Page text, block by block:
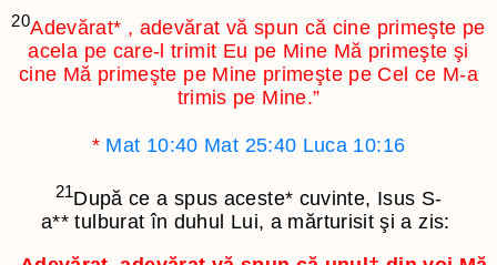
20Adevărat* , adevărat vă spun că cine primeşte pe
acela pe care-l trimit Eu pe Mine Mă primeşte şi
cine Mă primeşte pe Mine primeşte pe Cel ce M-a
trimis pe Mine.”
* Mat 10:40 Mat 25:40 Luca 10:16
21După ce a spus aceste* cuvinte, Isus S-
a** tulburat în duhul Lui, a mărturisit şi a zis: